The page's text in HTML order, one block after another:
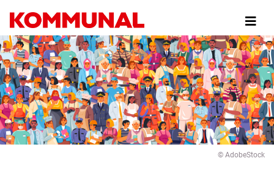
zum
Inhalt
© AdobeStock